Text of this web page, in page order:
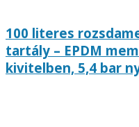
100 literes
tartály – EPDM
kivitelben, 5,4 bar